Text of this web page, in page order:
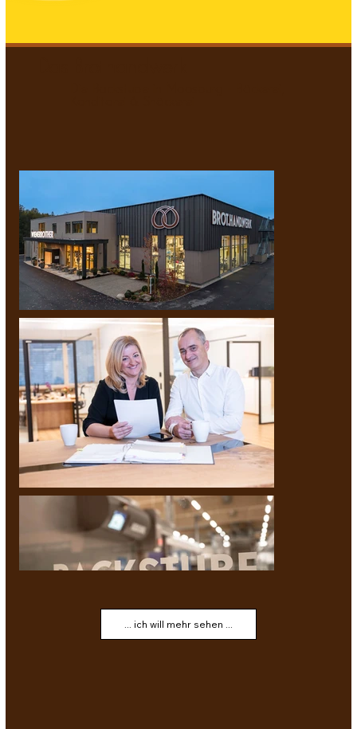
... ich will mehr sehen ...